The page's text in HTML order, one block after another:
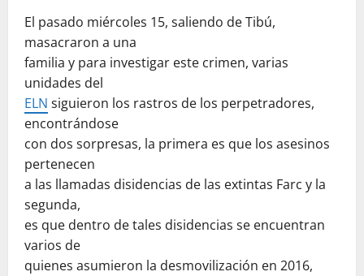
El pasado miércoles 15, saliendo de Tibú,
masacraron a una
familia y para investigar este crimen, varias
unidades del
ELN siguieron los rastros de los perpetradores,
encontrándose
con dos sorpresas, la primera es que los asesinos
pertenecen
a las llamadas disidencias de las extintas Farc y la
segunda,
es que dentro de tales disidencias se encuentran
varios de
quienes asumieron la desmovilización en 2016,